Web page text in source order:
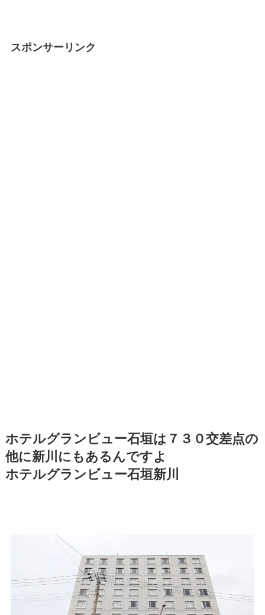
スポンサーリンク
ホテルグランビュー石垣は７３０交差点の
他に新川にもあるんですよ
ホテルグランビュー石垣新川